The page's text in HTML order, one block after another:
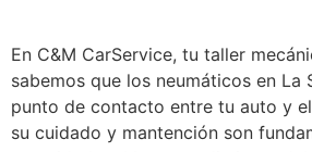
En C&M CarService, tu taller
sabemos que los neumáticos en La
punto de contacto entre tu auto y
su cuidado y mantención son